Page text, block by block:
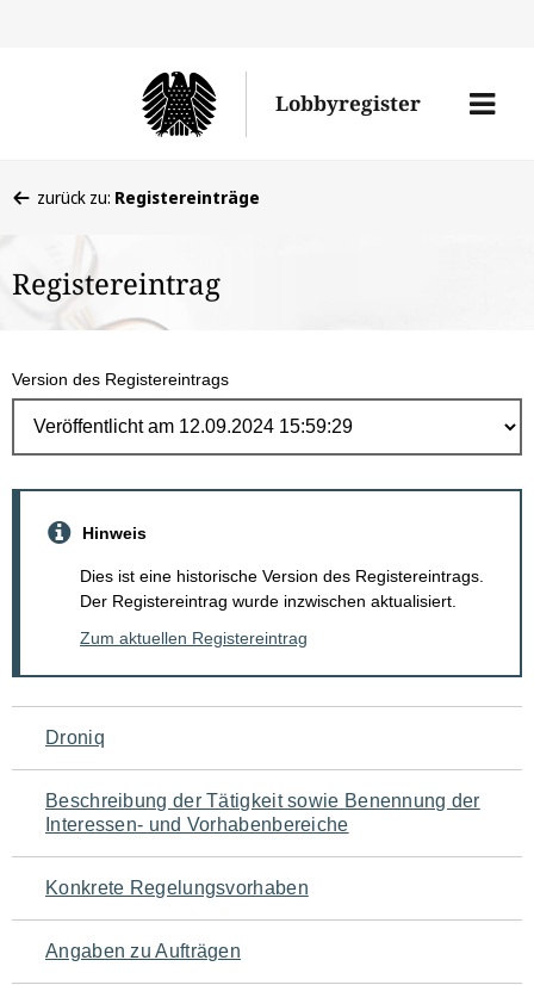
Lobbyregister
Menü
befinden
hier:
zurück zu: Registereinträge
Registereintrag
Version des Registereintrags
Hinweis
Dies ist eine historische Version des Registereintrags.
Der Registereintrag wurde inzwischen aktualisiert.
Zum aktuellen Registereintrag
Navigation
für
den
Seiteninhalt
Droniq
Beschreibung der Tätigkeit sowie Benennung der
Interessen- und Vorhabenbereiche
Konkrete Regelungsvorhaben
Angaben zu Aufträgen